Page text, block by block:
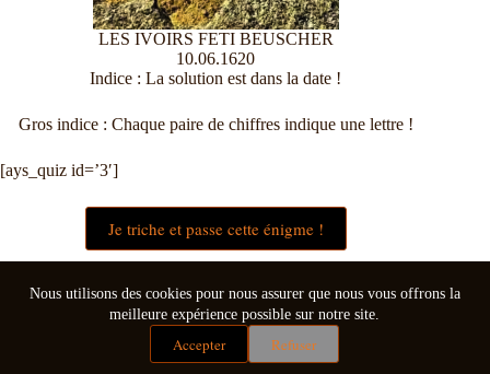
Nous utilisons des cookies pour nous assurer que nous vous offrons la
meilleure expérience possible sur notre site.
Accepter Refuser
LES IVOIRS FETI BEUSCHER
10.06.1620
Indice : La solution est dans la date !
Gros indice : Chaque paire de chiffres indique une lettre !
[ays_quiz id=’3′]
Je triche et passe cette énigme !
Mentions légales
Conditions générales de vente